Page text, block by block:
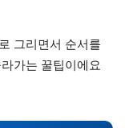
그리면서 순서를
가는 꿀팁이에요